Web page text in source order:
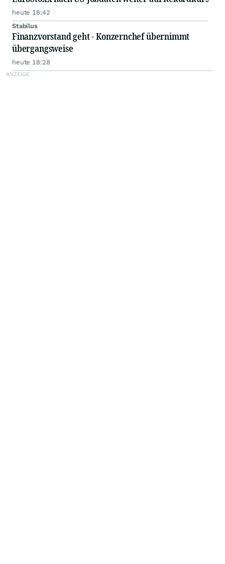
heute 18:42
Stabilus
Finanzvorstand geht - Konzernchef übernimmt
übergangsweise
heute 18:28